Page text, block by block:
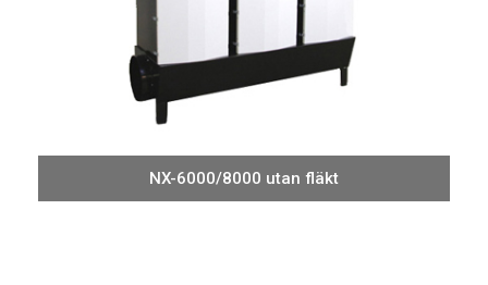
NX-6000/8000 utan fläkt